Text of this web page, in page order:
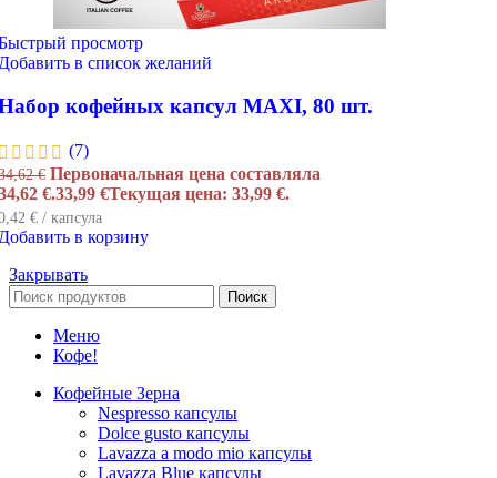
просмотр
в список желаний
кофейных капсул MAXI, 80 шт.
(7)
€ Первоначальная цена составляла
€.33,99 €Текущая цена: 33,99 €.
€ / капсула
в корзину
Закрывать
Поиск
Меню
Кофе!
Кофейные Зерна
Nespresso капсулы
Dolce gusto капсулы
Lavazza a modo mio капсулы
Lavazza Blue капсулы